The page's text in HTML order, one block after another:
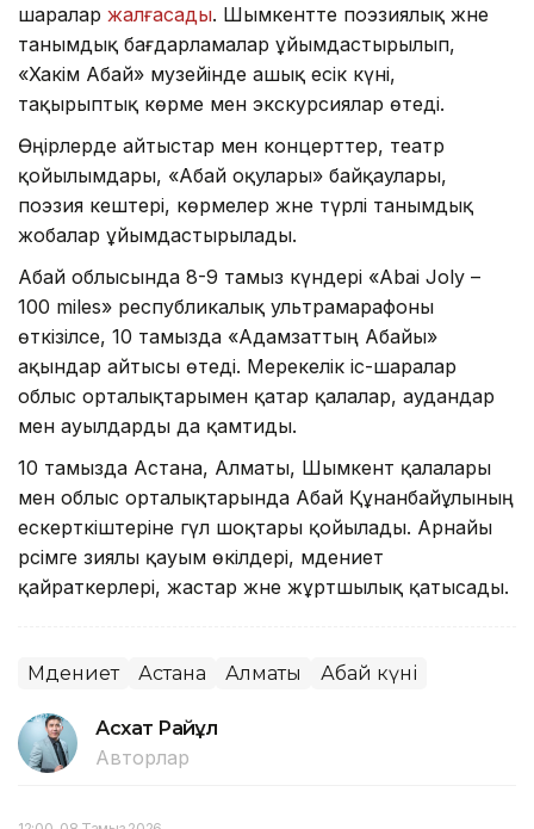
шаралар жалғасады. Шымкентте поэзиялық және
танымдық бағдарламалар ұйымдастырылып,
«Хакім Абай» музейінде ашық есік күні,
тақырыптық көрме мен экскурсиялар өтеді.
Өңірлерде айтыстар мен концерттер, театр
қойылымдары, «Абай оқулары» байқаулары,
поэзия кештері, көрмелер және түрлі танымдық
жобалар ұйымдастырылады.
Абай облысында 8-9 тамыз күндері «Abai Joly –
100 miles» республикалық ультрамарафоны
өткізілсе, 10 тамызда «Адамзаттың Абайы»
ақындар айтысы өтеді. Мерекелік іс-шаралар
облыс орталықтарымен қатар қалалар, аудандар
мен ауылдарды да қамтиды.
10 тамызда Астана, Алматы, Шымкент қалалары
мен облыс орталықтарында Абай Құнанбайұлының
ескерткіштеріне гүл шоқтары қойылады. Арнайы
рәсімге зиялы қауым өкілдері, мәдениет
қайраткерлері, жастар және жұртшылық қатысады.
Мәдениет Астана Алматы Абай күні
Асхат Райқұл
Авторлар